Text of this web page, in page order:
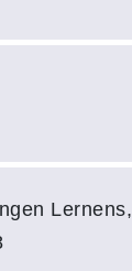
Lernens,